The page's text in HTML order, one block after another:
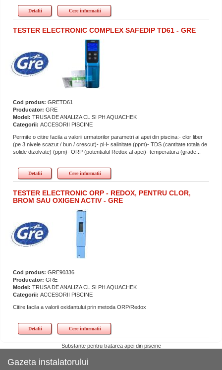
Detalii Cere informatii
TESTER ELECTRONIC COMPLEX SAFEDIP TD61 - GRE
Cod produs: GRETD61
Producator: GRE
Model: TRUSA DE ANALIZA CL SI PH AQUACHEK
Categorii: ACCESORII PISCINE
Permite o citire facila a valorii urmatorilor parametri ai apei din piscina:- clor liber
(pe 3 nivele scazut / bun / crescut)- pH- salinitate (ppm)- TDS (cantitate totala de
solide dizolvate) (ppm)- ORP (potentialul Redox al apei)- temperatura (grade...
Detalii Cere informatii
TESTER ELECTRONIC ORP - REDOX, PENTRU CLOR,
BROM SAU OXIGEN ACTIV - GRE
Cod produs: GRE90336
Producator: GRE
Model: TRUSA DE ANALIZA CL SI PH AQUACHEK
Categorii: ACCESORII PISCINE
Citire facila a valorii oxidantului prin metoda ORP/Redox
Detalii Cere informatii
Substante pentru tratarea apei din piscine
Gazeta instalatorului